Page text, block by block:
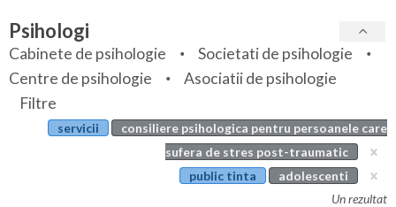
Bihor
Bistrita-Nasaud
Botosani
Specialitati
Servicii
Articole
Evenimente
Psihologi
Cabinete de psihologie
Societati de psihologie
Centre de psihologie
Asociatii de psihologie
Filtre
servicii
consiliere psihologica pentru persoanele care
sufera de stres post-traumatic
public tinta
adolescenti
Un rezultat